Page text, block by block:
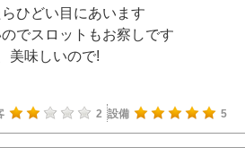
ひどい目にあいます
でスロットもお察しです
美味しいので!
2 設備 5